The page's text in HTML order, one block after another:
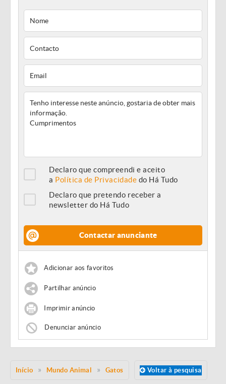
Declaro que compreendi e aceito
a Política de Privacidade do Há Tudo
Declaro que pretendo receber a
newsletter do Há Tudo
Contactar anunciante
Adicionar aos favoritos
Partilhar anúncio
Imprimir anúncio
Denunciar anúncio
Início Mundo Animal Gatos Voltar à pesquisa